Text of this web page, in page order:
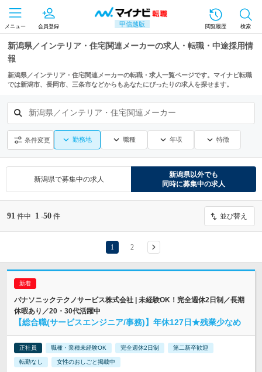
甲信越版
メニュー 会員登録 閲覧履歴 検索
新潟県／インテリア・住宅関連メーカーの求人・転職・中途採用情
報
新潟県／インテリア・住宅関連メーカーの転職・求人一覧ページです。マイナビ転職
では新潟市、長岡市、三条市などからもあなたにぴったりの求人を探せます。
新潟県／インテリア・住宅関連メーカー
条件変更 勤務地 職種 年収 特徴
新潟県で募集中の求人
新潟県以外でも
同時に募集中の求人
91 件中 1 -50 件 並び替え
1 2
パナソニックテクノサービス株式会社 | 未経験OK！完全週休2日制／長期
休暇あり／20・30代活躍中
【総合職(サービスエンジニア/事務)】年休127日★残業少なめ
正社員 職種・業種未経験OK 完全週休2日制 第二新卒歓迎
転勤なし 女性のおしごと掲載中